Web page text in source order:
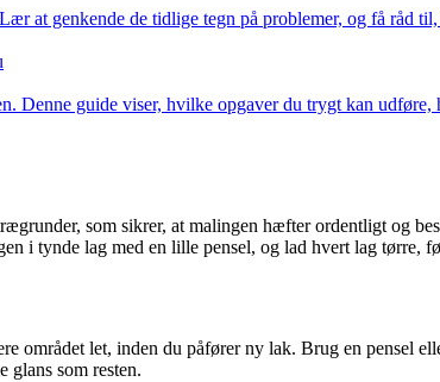
at genkende de tidlige tegn på problemer, og få råd
Denne guide viser, hvilke opgaver du trygt kan
som sikrer, at malingen hæfter ordentligt og
i tynde lag med en lille pensel, og lad hvert lag tørre,
området let, inden du påfører ny lak. Brug en pensel
glans som resten.